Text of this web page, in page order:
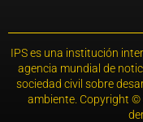
IPS es una institución
agencia mundial de
sociedad civil sobre
ambiente. Copyright ©